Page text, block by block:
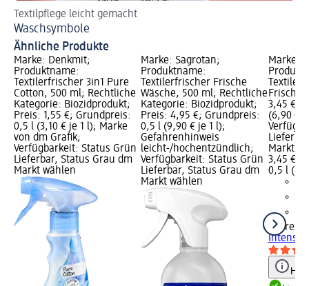
Textilpflege leicht gemacht
Waschsymbole
Ähnliche Produkte
Marke: Denkmit;
Produktname:
Textilerfrischer 3in1 Pure
Cotton, 500 ml; Rechtliche
Kategorie: Biozidprodukt;
Preis: 1,55 €; Grundpreis:
0,5 l (3,10 € je 1 l); Marke
von dm Grafik;
Verfügbarkeit: Status Grün
Lieferbar, Status Grau dm
Markt wählen
Marke: Sagrotan;
Produktname:
Textilerfrischer Frische
Wäsche, 500 ml; Rechtliche
Kategorie: Biozidprodukt;
Preis: 4,95 €; Grundpreis:
0,5 l (9,90 € je 1 l);
Gefahrenhinweis
leicht-/hochentzündlich;
Verfügbarkeit: Status Grün
Lieferbar, Status Grau dm
Markt wählen
Marke:
Frische,
3,45 €;
(6,90 €
Markt
3,45 €
0,5 l
Febreze